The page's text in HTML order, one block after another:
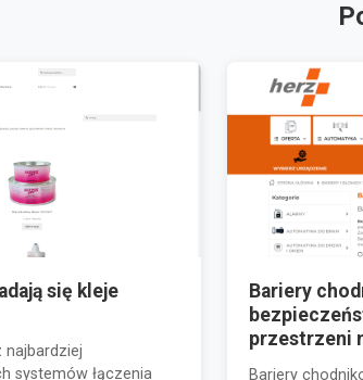
się kleje
najbardziej
systemów łączenia
Bariery
przestrzeni
Bariery